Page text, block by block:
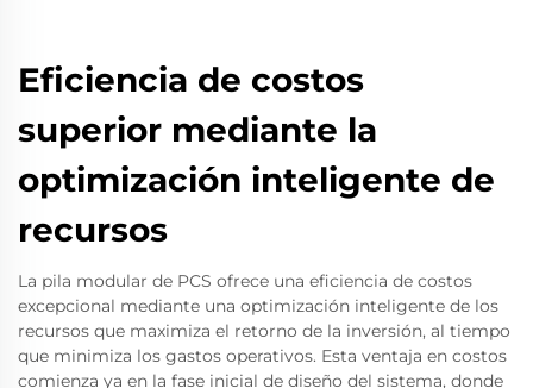
Eficiencia de costos
superior mediante la
optimización inteligente de
recursos
La pila modular de PCS ofrece una eficiencia de costos
excepcional mediante una optimización inteligente de los
recursos que maximiza el retorno de la inversión, al tiempo
que minimiza los gastos operativos. Esta ventaja en costos
comienza ya en la fase inicial de diseño del sistema, donde